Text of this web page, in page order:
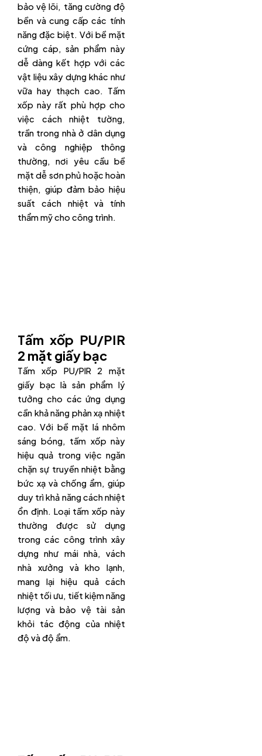
bảo vệ lõi, tăng cường độ
bền và cung cấp các tính
năng đặc biệt. Với bề mặt
cứng cáp, sản phẩm này
dễ dàng kết hợp với các
vật liệu xây dựng khác như
vữa hay thạch cao. Tấm
xốp này rất phù hợp cho
việc cách nhiệt tường,
trần trong nhà ở dân dụng
và công nghiệp thông
thường, nơi yêu cầu bề
mặt dễ sơn phủ hoặc hoàn
thiện, giúp đảm bảo hiệu
suất cách nhiệt và tính
thẩm mỹ cho công trình.
Tấm xốp PU/PIR
2 mặt giấy bạc
Tấm xốp PU/PIR 2 mặt
giấy bạc là sản phẩm lý
tưởng cho các ứng dụng
cần khả năng phản xạ nhiệt
cao. Với bề mặt lá nhôm
sáng bóng, tấm xốp này
hiệu quả trong việc ngăn
chặn sự truyền nhiệt bằng
bức xạ và chống ẩm, giúp
duy trì khả năng cách nhiệt
ổn định. Loại tấm xốp này
thường được sử dụng
trong các công trình xây
dựng như mái nhà, vách
nhà xưởng và kho lạnh,
mang lại hiệu quả cách
nhiệt tối ưu, tiết kiệm năng
lượng và bảo vệ tài sản
khỏi tác động của nhiệt
độ và độ ẩm.